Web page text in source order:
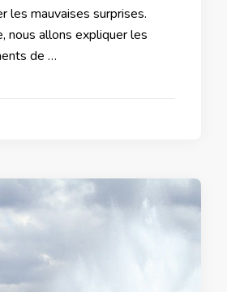
les mauvaises surprises.
nous allons expliquer les
de …